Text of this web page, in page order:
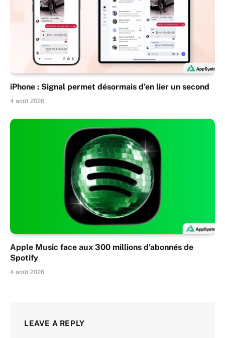
iPhone : Signal permet désormais d’en lier un second
4 août 2026
Apple Music face aux 300 millions d’abonnés de
Spotify
4 août 2026
LEAVE A REPLY